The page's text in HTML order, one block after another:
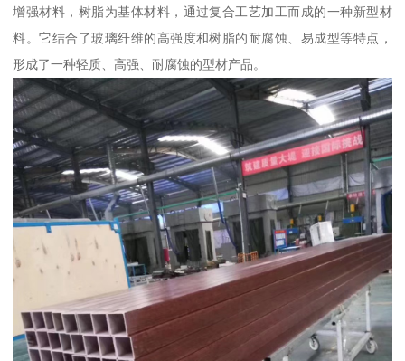
增强材料，树脂为基体材料，通过复合工艺加工而成的一种新型材
料。它结合了玻璃纤维的高强度和树脂的耐腐蚀、易成型等特点，
形成了一种轻质、高强、耐腐蚀的型材产品。